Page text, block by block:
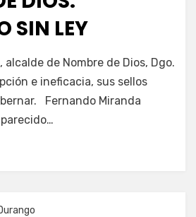
SIN LEY
de Nombre de Dios, Dgo.
e ineficacia, sus sellos
Fernando Miranda